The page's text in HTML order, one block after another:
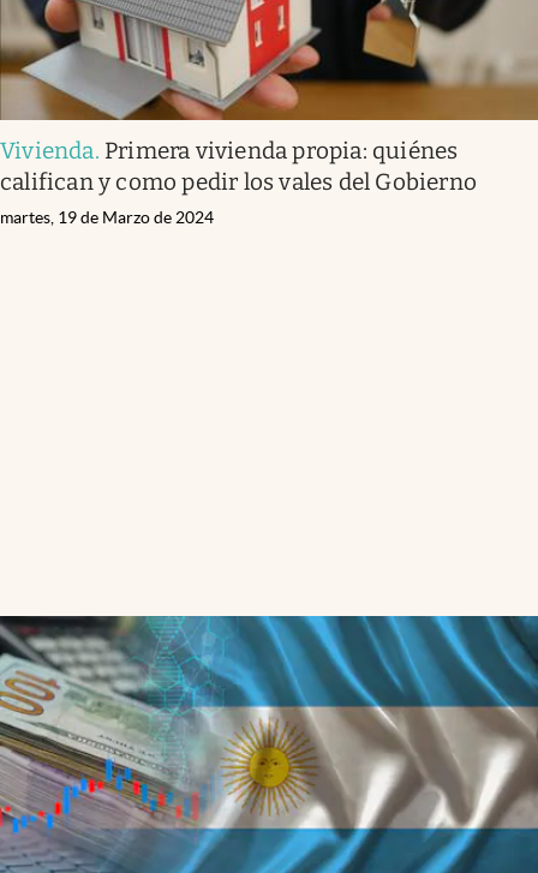
Vivienda. Primera vivienda propia: quiénes
califican y como pedir los vales del Gobierno
martes, 19 de Marzo de 2024